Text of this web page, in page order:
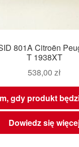
801A Citroën
T 1938XT
538,00 zł
gdy produkt
Dowiedz się